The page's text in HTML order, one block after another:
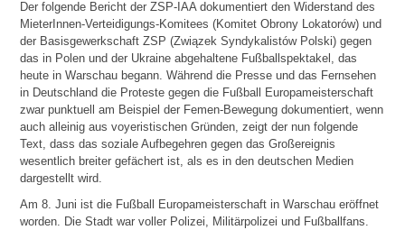
Der folgende Bericht der ZSP-IAA dokumentiert den Widerstand des
MieterInnen-Verteidigungs-Komitees (Komitet Obrony Lokatorów) und
der Basisgewerkschaft ZSP (Związek Syndykalistów Polski) gegen
das in Polen und der Ukraine abgehaltene Fußballspektakel, das
heute in Warschau begann. Während die Presse und das Fernsehen
in Deutschland die Proteste gegen die Fußball Europameisterschaft
zwar punktuell am Beispiel der Femen-Bewegung dokumentiert, wenn
auch alleinig aus voyeristischen Gründen, zeigt der nun folgende
Text, dass das soziale Aufbegehren gegen das Großereignis
wesentlich breiter gefächert ist, als es in den deutschen Medien
dargestellt wird.
Am 8. Juni ist die Fußball Europameisterschaft in Warschau eröffnet
worden. Die Stadt war voller Polizei, Militärpolizei und Fußballfans.